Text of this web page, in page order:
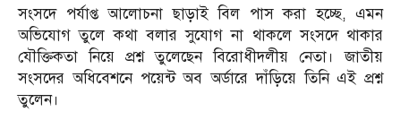
সংসদে পর্যাপ্ত আলোচনা ছাড়াই বিল পাস করা হচ্ছে, এমন
অভিযোগ তুলে কথা বলার সুযোগ না থাকলে সংসদে থাকার
যৌক্তিকতা নিয়ে প্রশ্ন তুলেছেন বিরোধীদলীয় নেতা। জাতীয়
সংসদের অধিবেশনে পয়েন্ট অব অর্ডারে দাঁড়িয়ে তিনি এই প্রশ্ন
তুলেন।